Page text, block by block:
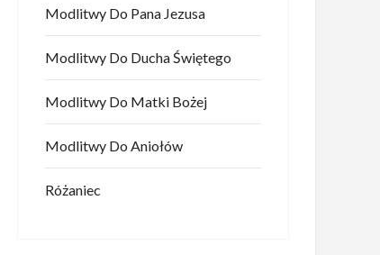
Modlitwy Do Pana Jezusa
Modlitwy Do Ducha Świętego
Modlitwy Do Matki Bożej
Modlitwy Do Aniołów
Różaniec